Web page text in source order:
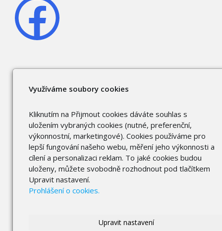
Využíváme soubory cookies
Kliknutím na Přijmout cookies dáváte souhlas s
uložením vybraných cookies (nutné, preferenční,
výkonnostní, marketingové). Cookies používáme pro
lepší fungování našeho webu, měření jeho výkonnosti a
cílení a personalizaci reklam. To jaké cookies budou
uloženy, můžete svobodně rozhodnout pod tlačítkem
Upravit nastavení.
Prohlášení o cookies.
Upravit nastavení